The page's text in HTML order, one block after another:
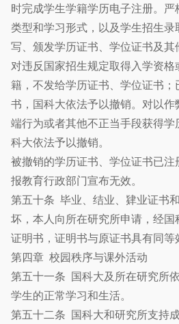
时完成学生学籍学历电子注册。
类型和学习形式，以及学生招生
写、颁发学历证书、学位证书及其
对违反国家招生规定取得入学资
籍，不发给学历证书、学位证书
书，国科大依法予以撤销。对以
端行为或者其他不正当手段获得
科大依法予以撤销。
被撤销的学历证书、学位证书已
报教育行政部门宣布无效。
第五十条 毕业、结业、肄业证书
坏，本人向所在研究所申请，经
证明书，证明书与原证书具有同等
第四章 校园秩序与课外活动
第五十一条 国科大及所在研究所
学生的正常学习和生活。
第五十二条 国科大和研究所支持